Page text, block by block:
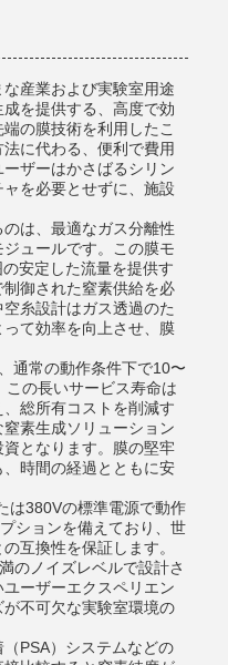
産業および実験室用途
を提供する、高度で効
の膜技術を利用したこ
に代わる、便利で費用
ザーはかさばるシリン
を必要とせずに、施設
は、最適なガス分離性
ュールです。この膜モ
安定した流量を提供す
御された窒素供給を必
糸設計はガス透過のた
て効率を向上させ、膜
通常の動作条件下で10〜
の長いサービス寿命は
総所有コストを削減す
素生成ソリューション
となります。膜の堅牢
時間の経過とともに安
は380Vの標準電源で動作
ションを備えており、世
互換性を保証します。
のノイズレベルで設計さ
ーザーエクスペリエン
不可欠な実験室環境の
PSA）システムなどの